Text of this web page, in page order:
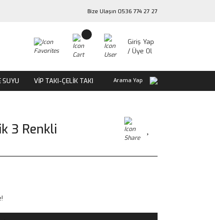
Bize Ulaşın 0536 774 27 27
Giriş Yap
/ Üye Ol
SUYU VİP TAKI-ÇELİK TAKI Arama Yap
3 Renkli